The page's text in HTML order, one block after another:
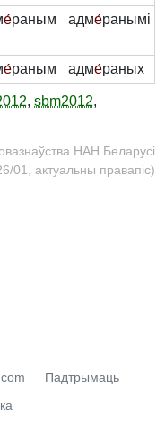
е́раным адме́ранымі
е́раным адме́раных
, sbm2012,
НАН Беларусі
01, актуальны правапіс)
Падтрымаць